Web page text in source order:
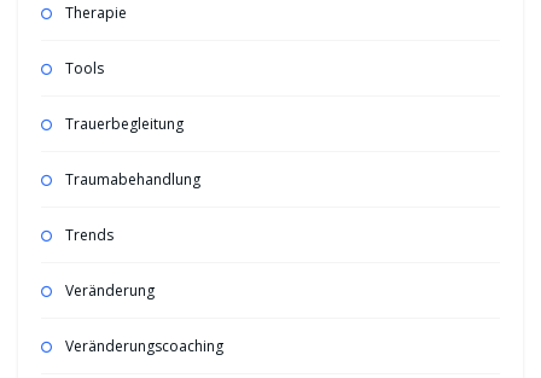
Therapie
Tools
Trauerbegleitung
Traumabehandlung
Trends
Veränderung
Veränderungscoaching